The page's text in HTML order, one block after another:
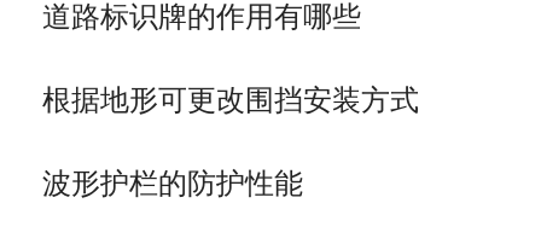
道路标识牌的作用有哪些
根据地形可更改围挡安装方式
波形护栏的防护性能